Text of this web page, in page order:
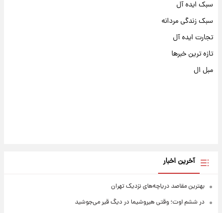
سبک ایده آل
سبک زندگی مردانه
تجارت ایده آل
تازه ترین خبرها
مبل ال
آخرین اخبار
بهترین مقاصد دریاچه‌های نزدیک تهران
در ششم اوت؛ وقتی هیروشیما در دیگ قیر می‌جوشید